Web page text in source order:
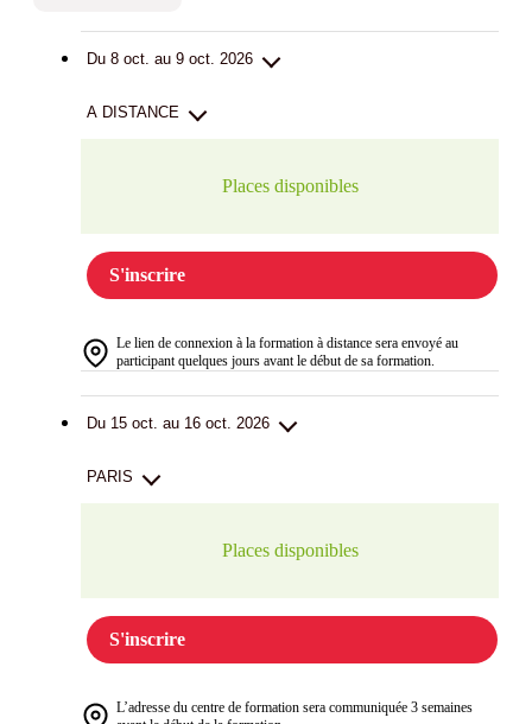
Du 8 oct. au 9 oct. 2026
A DISTANCE
Places disponibles
S'inscrire
Le lien de connexion à la formation à distance sera envoyé au
participant quelques jours avant le début de sa formation.
Du 15 oct. au 16 oct. 2026
PARIS
Places disponibles
S'inscrire
L’adresse du centre de formation sera communiquée 3 semaines